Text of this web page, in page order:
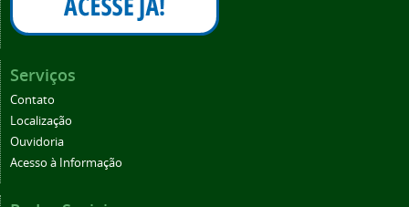
Serviços
Contato
Localização
Ouvidoria
Acesso à Informação